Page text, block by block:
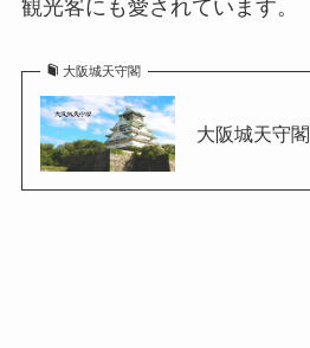
観光客にも愛されています。
大阪城天守閣
大阪城天守閣